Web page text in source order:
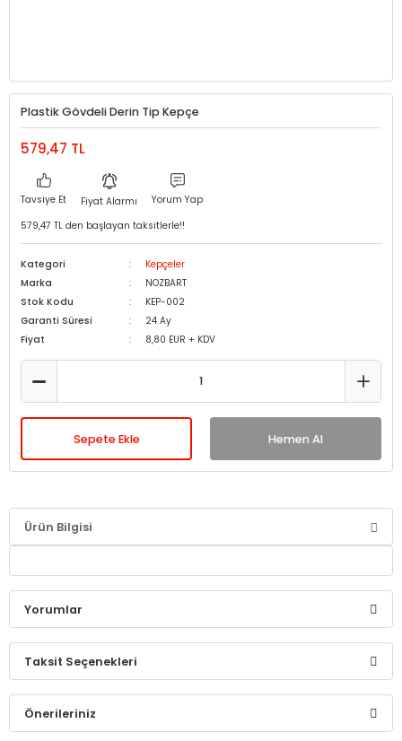
Plastik Gövdeli Derin Tip Kepçe
579,47 TL
Tavsiye Et Fiyat Alarmı
Yorum Yap
579,47 TL den başlayan taksitlerle!!
Kategori
Kepçeler
Marka
NOZBART
Stok Kodu
KEP-002
Garanti Süresi
24 Ay
Fiyat
8,80 EUR + KDV
Sepete Ekle Hemen Al
Ürün Bilgisi
Yorumlar
Bu ürüne ilk yorumu siz yapın!
Yorum Yaz
Taksit Seçenekleri
Önerileriniz